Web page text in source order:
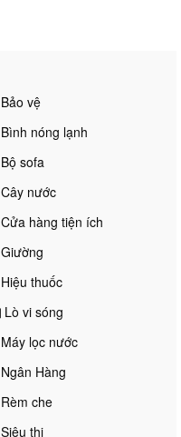
Bảo vệ
Bình nóng lạnh
Bộ sofa
Cây nước
Cửa hàng tiện ích
Giường
Hiệu thuốc
Lò vi sóng
Máy lọc nước
Ngân Hàng
Rèm che
Siêu thị